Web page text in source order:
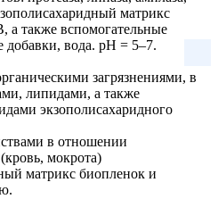
матрикс
также вспомогательные
вода. pH = 5–7.
загрязнениями, в
липидами, а также
экзополисахаридного
в отношении
мокрота)
матрикс биопленок и